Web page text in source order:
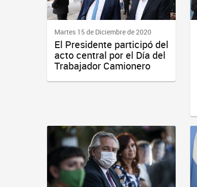
Martes 15 de Diciembre de 2020
El Presidente participó del
acto central por el Día del
Trabajador Camionero